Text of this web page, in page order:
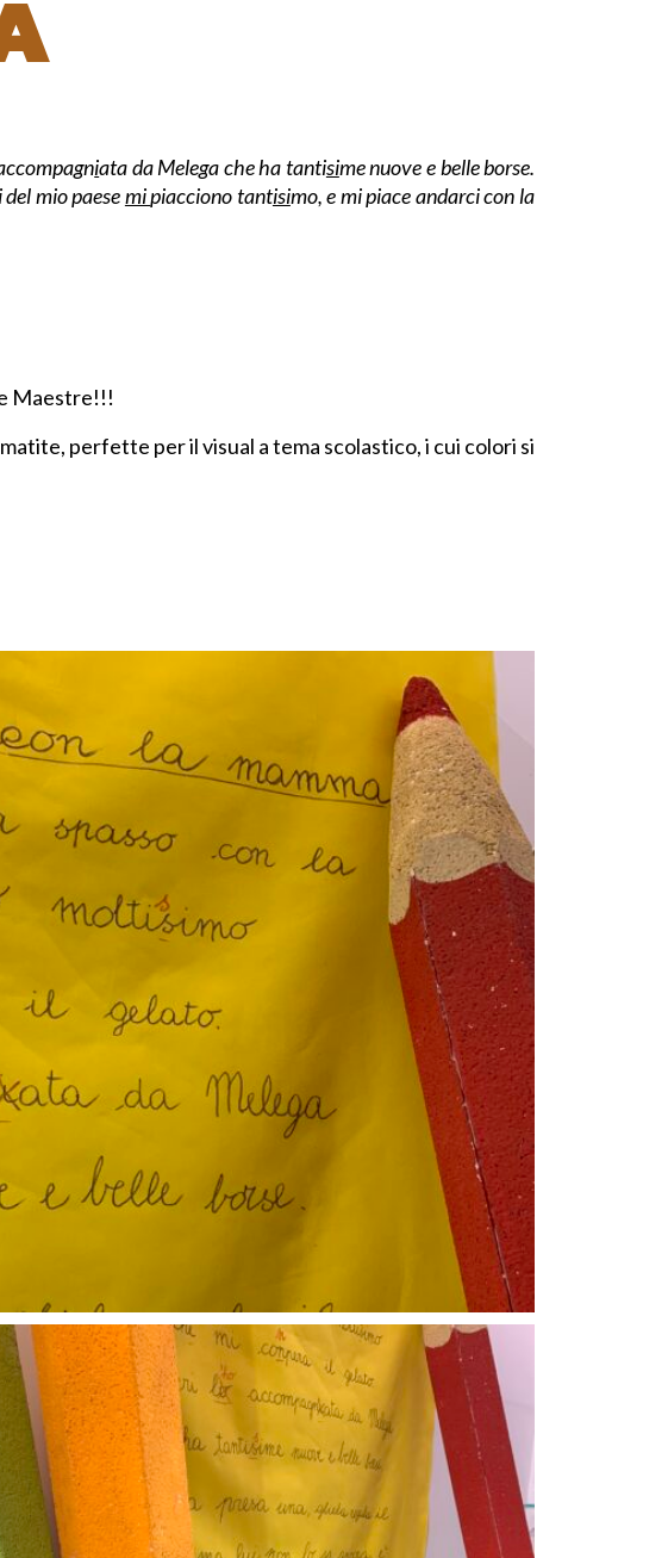
iata da Melega che ha tantisime nuove e belle borse.
mio paesemipiacciono tantisimo, e mi piace andarci con la
Maestre!!!
perfette per il visual a tema scolastico, i cui colori si